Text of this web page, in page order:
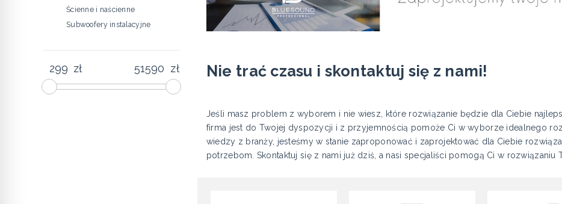
Nie trać czasu i skontaktuj się z nami!
Jeśli masz problem z wyborem i nie wiesz, które rozwiązanie będzie dla Ciebie
firma jest do Twojej dyspozycji i z przyjemnością pomoże Ci w wyborze idealnego
wiedzy z branży, jesteśmy w stanie zaproponować i zaprojektować dla Ciebie
potrzebom. Skontaktuj się z nami już dziś, a nasi specjaliści pomogą Ci w rozwiązaniu
Ścienne i naścienne
Subwoofery instalacyjne
zł zł